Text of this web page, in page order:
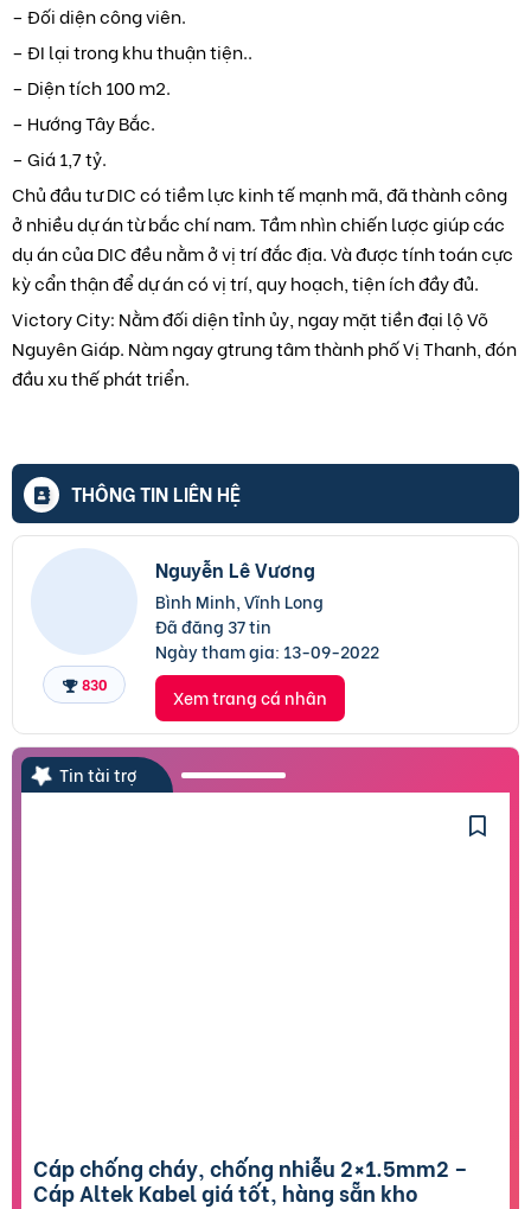
– Đối diện công viên.
– ĐI lại trong khu thuận tiện..
– Diện tích 100 m2.
– Hướng Tây Bắc.
– Giá 1,7 tỷ.
Chủ đầu tư DIC có tiềm lực kinh tế mạnh mã, đã thành công
ở nhiều dự án từ bắc chí nam. Tầm nhìn chiến lược giúp các
dụ án của DIC đều nằm ở vị trí đắc địa. Và được tính toán cực
kỳ cẩn thận để dự án có vị trí, quy hoạch, tiện ích đầy đủ.
Victory City: Nằm đối diện tỉnh ủy, ngay mặt tiền đại lộ Võ
Nguyên Giáp. Nàm ngay gtrung tâm thành phố Vị Thanh, đón
đầu xu thế phát triển.
THÔNG TIN LIÊN HỆ
830
Nguyễn Lê Vương
Bình Minh, Vĩnh Long
Đã đăng 37 tin
Ngày tham gia: 13-09-2022
Xem trang cá nhân
Tin tài trợ
Cáp chống cháy, chống nhiễu 2×1.5mm2 –
Cáp Altek Kabel giá tốt, hàng sẵn kho